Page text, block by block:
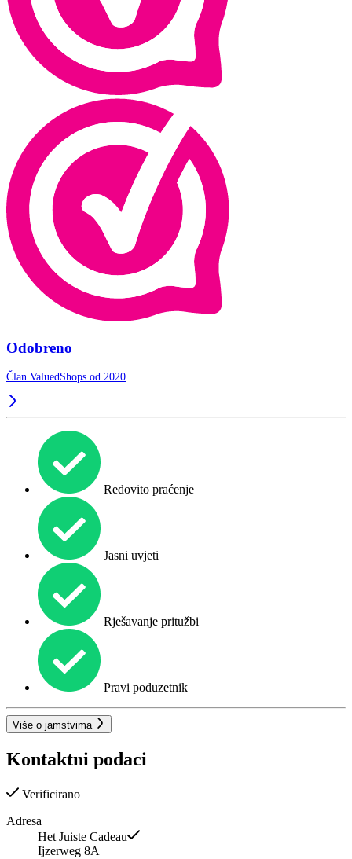
Odobreno
Član ValuedShops od 2020
Redovito praćenje
Jasni uvjeti
Rješavanje pritužbi
Pravi poduzetnik
Više o jamstvima
Kontaktni podaci
Verificirano
Adresa
Het Juiste Cadeau
Ijzerweg 8A